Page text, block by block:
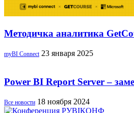
Методичка аналитика
myBI Connect 23 января 2025
Power BI Report Server –
Все новости 18 ноября 2024